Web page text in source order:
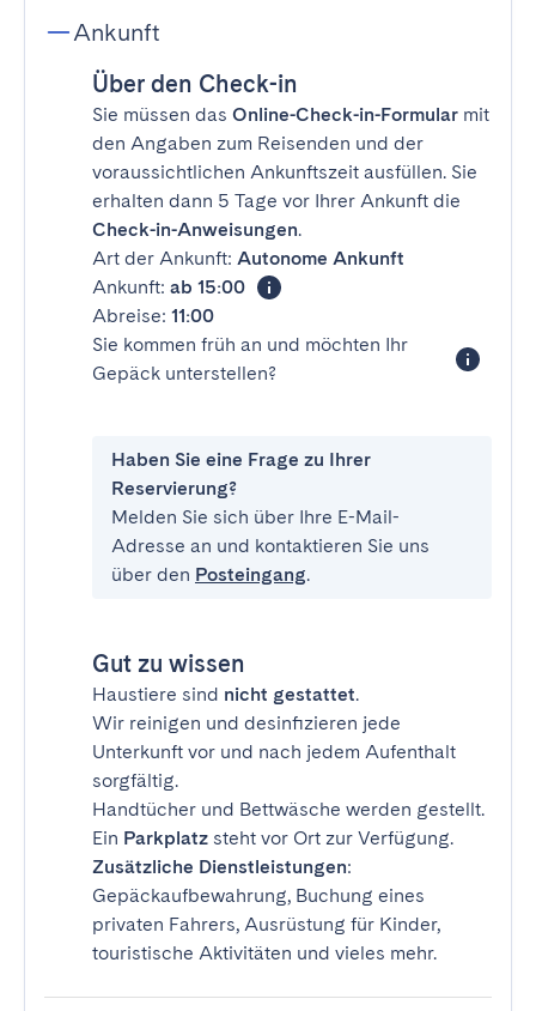
Ankunft
Über den Check-in
Sie müssen das Online-Check-in-Formular mit
den Angaben zum Reisenden und der
voraussichtlichen Ankunftszeit ausfüllen. Sie
erhalten dann 5 Tage vor Ihrer Ankunft die
Check-in-Anweisungen.
Art der Ankunft: Autonome Ankunft
Ankunft: ab 15:00
Abreise: 11:00
Sie kommen früh an und möchten Ihr
Gepäck unterstellen?
Haben Sie eine Frage zu Ihrer
Reservierung?
Melden Sie sich über Ihre E-Mail-
Adresse an und kontaktieren Sie uns
über den Posteingang.
Gut zu wissen
Haustiere sind nicht gestattet.
Wir reinigen und desinfizieren jede
Unterkunft vor und nach jedem Aufenthalt
sorgfältig.
Handtücher und Bettwäsche werden gestellt.
Ein Parkplatz steht vor Ort zur Verfügung.
Zusätzliche Dienstleistungen:
Gepäckaufbewahrung, Buchung eines
privaten Fahrers, Ausrüstung für Kinder,
touristische Aktivitäten und vieles mehr.